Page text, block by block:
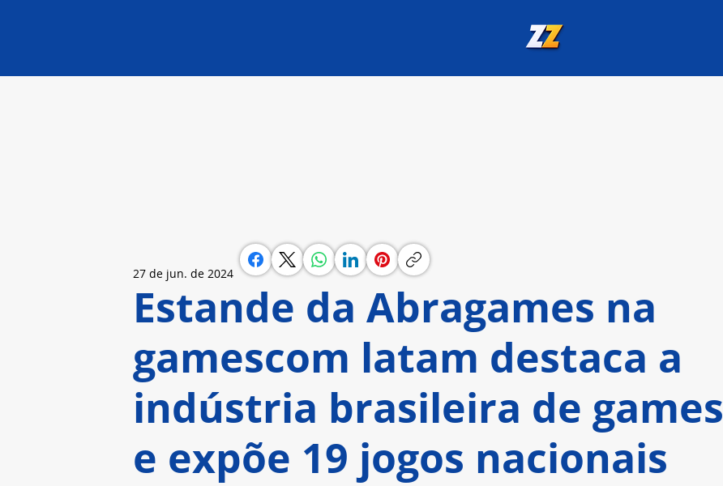
Estande da Abragames na
gamescom latam destaca a
indústria brasileira de games
e expõe 19 jogos nacionais
27 de jun. de 2024